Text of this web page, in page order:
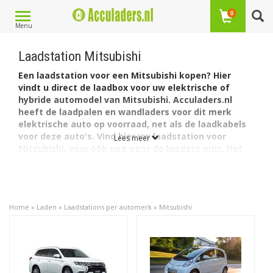
Toggle
navigation
Menu
0
Laadstation Mitsubishi
Een laadstation voor een Mitsubishi kopen? Hier
vindt u direct de laadbox voor uw elektrische of
hybride automodel van Mitsubishi. Acculaders.nl
heeft de laadpalen en wandladers voor dit merk
elektrische auto op voorraad, net als de laadkabels
voor deze auto's. Vind hier uw laadstation voor
laadstations. Zo heeft Mitsubishi één plug-in hybride auto:
de Outlander. De Mitsubishi Outlander heeft ook een
naar Type 2 stekker gegaan. Daarnaast heeft Mitsubishi
ook een volledig elektrische auto de i-MiEV.
DeMitsubishi Outlander PHEV (tot 2019)heeft
Lees meer
Home » Laden » Laadstations per automerk » Mitsubishi